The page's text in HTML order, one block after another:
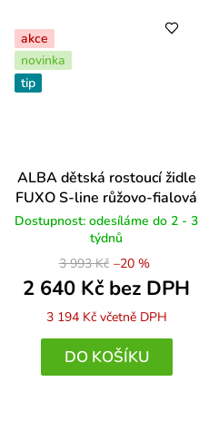
akce
novinka
tip
ALBA dětská rostoucí židle
FUXO S-line růžovo-fialová
hodnocení
produktu
je
5,0
z
5
Dostupnost: odesíláme do 2 - 3
týdnů
3 993 Kč
2 640 Kč bez DPH
3 194 Kč včetně DPH
–20 %
DO KOŠÍKU